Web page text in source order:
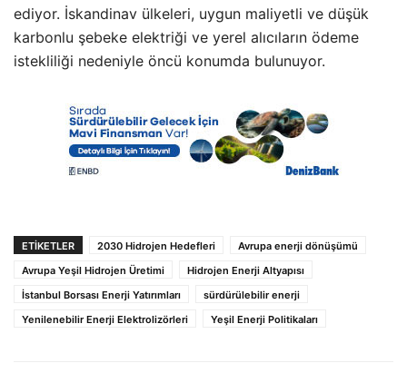
ediyor. İskandinav ülkeleri, uygun maliyetli ve düşük
karbonlu şebeke elektriği ve yerel alıcıların ödeme
istekliliği nedeniyle öncü konumda bulunuyor.
ETIKETLER 2030 Hidrojen Hedefleri
Avrupa enerji dönüşümü
Avrupa Yeşil Hidrojen Üretimi
Hidrojen Enerji Altyapısı
İstanbul Borsası Enerji Yatırımları
sürdürülebilir enerji
Yenilenebilir Enerji Elektrolizörleri
Yeşil Enerji Politikaları